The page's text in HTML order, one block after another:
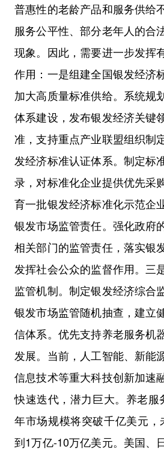
普惠性的老龄产品和服务供给
服务公平性、部分老年人的合
现象。因此，需要进一步发挥
作用：一是组建全国银发经济
加大高质量标准供给。系统规
体系建设，发布银发经济关键
准，支持重点产业联盟组织制
发经济标准认证体系。制定标
录，对标准化企业提供优先采
育一批银发经济标准化示范企
银发市场监管责任。强化政府
相关部门的监管责任，落实银
发挥社会公众的监督作用。三
监管机制。制定银发经济综合
银发市场监管随机抽查，建立
信体系。优先支持养老服务机
发展。当前，人工智能、新能
信息技术等重大科技创新加速
快速迭代，潜力巨大。养老
年市场规模将突破千亿美元，
到1万亿-10万亿美元。美国、